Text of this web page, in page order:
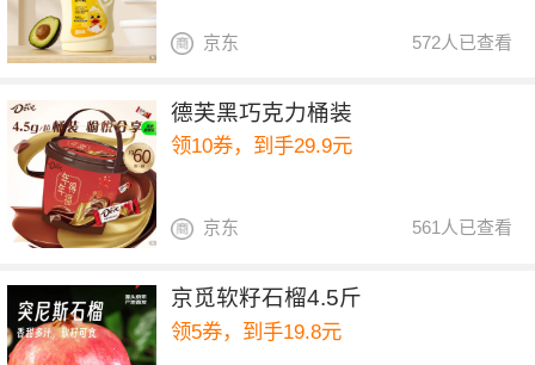
572人已查看
京东
德芙黑巧克力桶装
领10券，到手29.9元
561人已查看
京东
京觅软籽石榴4.5斤
领5券，到手19.8元